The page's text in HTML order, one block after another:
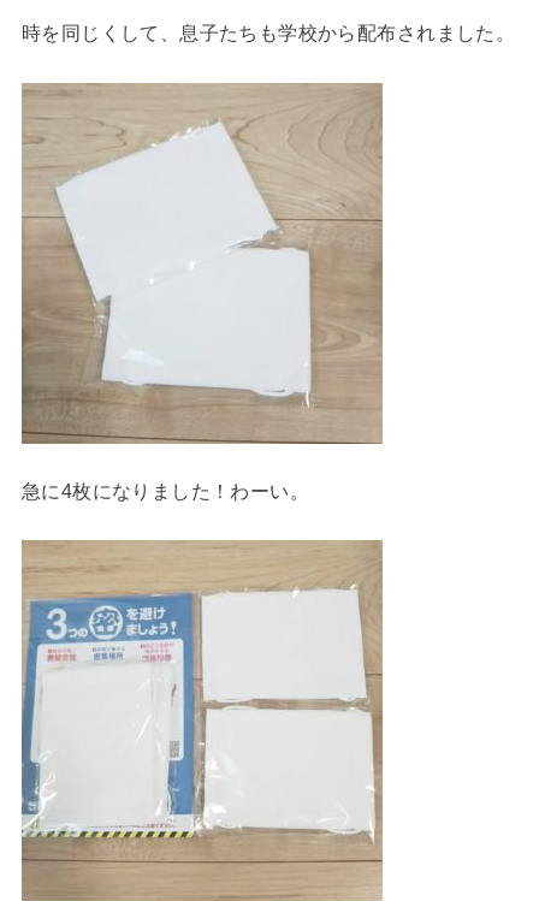
時を同じくして、息子たちも学校から配布されました。
急に4枚になりました！わーい。